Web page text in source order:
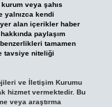
veya şahıs
yalnızca kendi
yer alan içerikler haber
paylaşım
tamamen
tavsiye niteliği
ve İletişim Kurumu
hizmet vermektedir. Bu
veya araştırma